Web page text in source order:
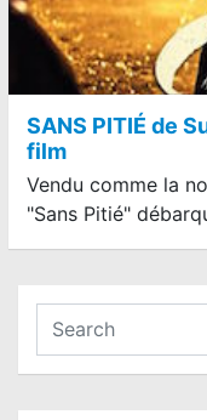
SANS PITIÉ de
film
Vendu comme la
"Sans Pitié"
a